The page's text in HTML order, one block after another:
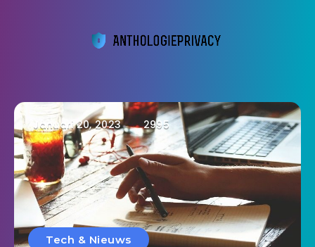
Januari 20, 2023 2995
Tech & Nieuws